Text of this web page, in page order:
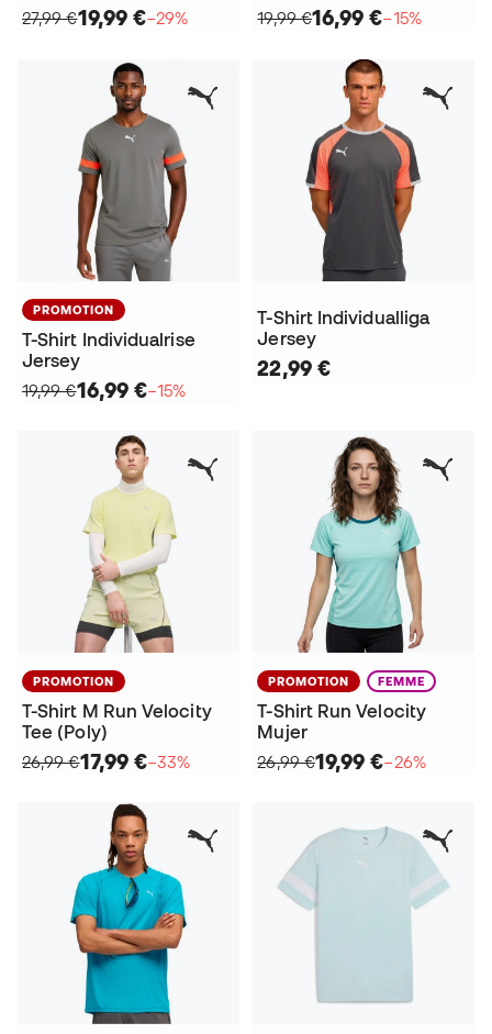
27,99 €19,99 €−29%
19,99 €16,99 €−15%
PROMOTION
T-Shirt Individualrise
Jersey
19,99 €16,99 €−15%
T-Shirt Individualliga
Jersey
22,99 €
PROMOTION
T-Shirt M Run Velocity
Tee (Poly)
26,99 €17,99 €−33%
PROMOTION FEMME
T-Shirt Run Velocity
Mujer
26,99 €19,99 €−26%